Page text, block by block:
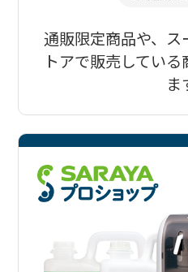
通販限定商品や、
トアで販売してい
ま